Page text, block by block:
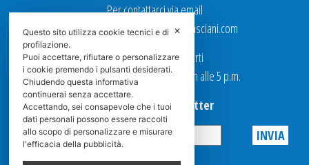
Per contattarci via email
Ufficio Vendite: italy.sales@spasciani.com
I nostri uffici sono aperti
dal Lunedi al Venerdi dalle 9 a.m alle 5 p.m.
Iscriviti alla Newsletter
Privacy
✕
Questo sito utilizza cookie tecnici e di
profilazione.
Puoi accettare, rifiutare o personalizzare
i cookie premendo i pulsanti desiderati.
Chiudendo questa informativa
continuerai senza accettare.
Accettando, sei consapevole che i tuoi
dati personali possono essere raccolti
allo scopo di personalizzare e misurare
l'efficacia della pubblicità.